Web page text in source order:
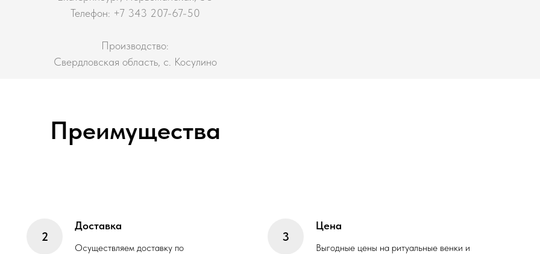
Телефон: +7 343 207-67-50
Производство:
Свердловская область, с. Косулино
Преимущества
Доставка
Осуществляем доставку по
Цена
Выгодные цены на ритуальные венки и